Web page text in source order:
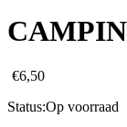
€6,50
Status:Op voorraad